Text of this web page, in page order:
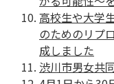
高校生や大学
のためのリプ
成しました
渋川市男女共